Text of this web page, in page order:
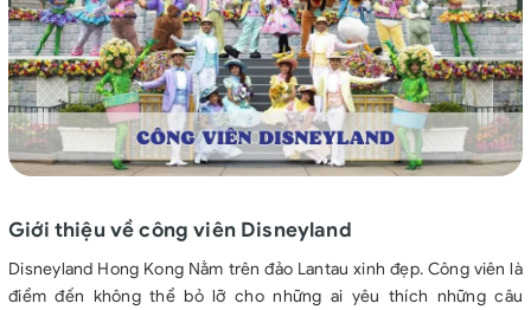
Giới thiệu về công viên Disneyland
Disneyland Hong Kong Nằm trên đảo Lantau xinh đẹp. Công viên là
điểm đến không thể bỏ lỡ cho những ai yêu thích những câu